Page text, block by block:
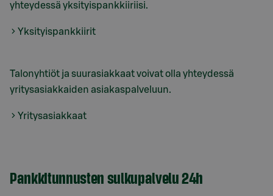
yhteydessä yksityispankkiiriisi.
Yksityispankkiirit
Talonyhtiöt ja suurasiakkaat voivat olla yhteydessä
yritysasiakkaiden asiakaspalveluun.
Yritysasiakkaat
Pankkitunnusten sulkupalvelu 24h